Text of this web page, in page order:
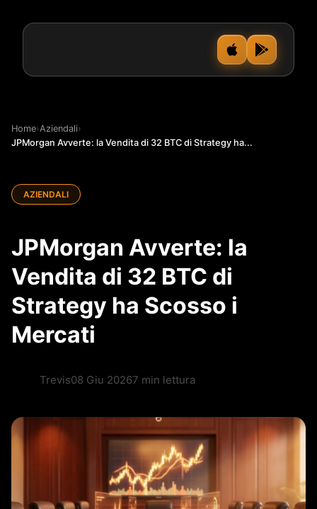
Home›Aziendali›
JPMorgan Avverte: la Vendita di 32 BTC di Strategy ha...
AZIENDALI
JPMorgan Avverte: la
Vendita di 32 BTC di
Strategy ha Scosso i
Mercati
Trevis08 Giu 20267 min lettura